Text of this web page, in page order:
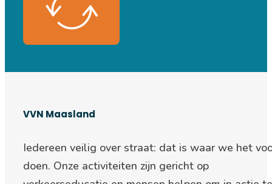
VVN Maasland
Iedereen veilig over straat: dat is waar we het
doen. Onze activiteiten zijn gericht op